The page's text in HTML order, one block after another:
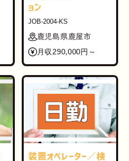
ョン
JOB-2004-KS
鹿児島県鹿屋市
月収290,000円～
装置オペレーター／検